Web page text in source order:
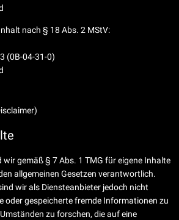
nach § 18 Abs. 2 MStV:
(0B-04-31-0)
wir gemäß § 7 Abs. 1 TMG für eigene Inhalte
allgemeinen Gesetzen verantwortlich.
wir als Diensteanbieter jedoch nicht
oder gespeicherte fremde Informationen zu
zu forschen, die auf eine